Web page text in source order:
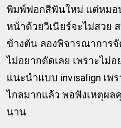
พิมพ์ฟอกสีฟันใหม่ แต่หมอ
หน้าด้วยวีเนียร์จะไม่สวย
ข้างต้น ลองพิจารณาการ
ไม่อยากดัดเลย เพราะไม่อ
แนะนำแบบ invisalign เพ
ไกลมากแล้ว พอฟังเหตุผ
นาน